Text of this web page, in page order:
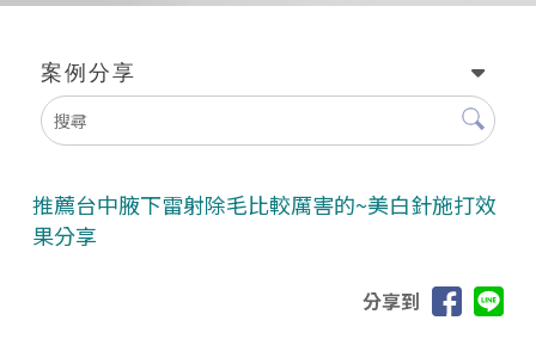
案例分享
推薦台中腋下雷射除毛比較厲害的~美白針施打效
果分享
分享到